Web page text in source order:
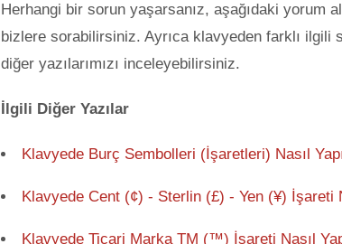
Herhangi bir sorun yaşarsanız, aşağıdaki yorum
bizlere sorabilirsiniz. Ayrıca klavyeden farklı ilgili
diğer yazılarımızı inceleyebilirsiniz.
İlgili Diğer Yazılar
Klavyede Burç Sembolleri (İşaretleri) Nasıl
Klavyede Cent (¢) - Sterlin (£) - Yen (¥) İşareti
Klavyede Ticari Marka TM (™) İşareti Nasıl